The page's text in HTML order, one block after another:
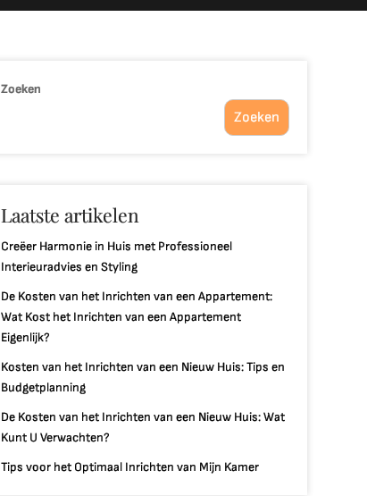
Zoeken
Zoeken
Laatste artikelen
Creëer Harmonie in Huis met Professioneel
Interieuradvies en Styling
De Kosten van het Inrichten van een Appartement:
Wat Kost het Inrichten van een Appartement
Eigenlijk?
Kosten van het Inrichten van een Nieuw Huis: Tips en
Budgetplanning
De Kosten van het Inrichten van een Nieuw Huis: Wat
Kunt U Verwachten?
Tips voor het Optimaal Inrichten van Mijn Kamer